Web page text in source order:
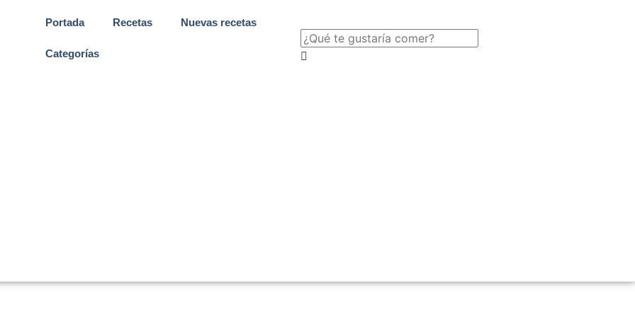
Portada Recetas Nuevas recetas
Categorías